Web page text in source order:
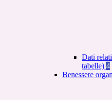
Dati
tabelle) 4
Benessere